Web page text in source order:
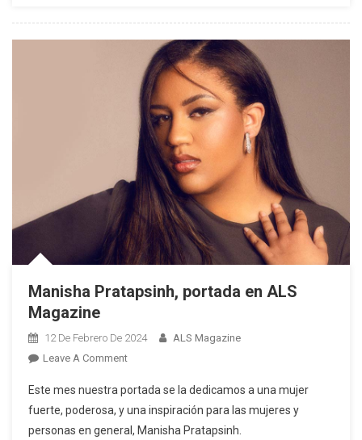
Esperanza
Que
Algún
Día,
Pronto,
Pueda
Verte
Libre»
Manisha Pratapsinh, portada en ALS
Magazine
12 De Febrero De 2024
ALS Magazine
Leave A CommentOn
Pratapsinh,
Portada
En
Este mes nuestra portada se la dedicamos a una mujer
fuerte, poderosa, y una inspiración para las mujeres y
personas en general, Manisha Pratapsinh.